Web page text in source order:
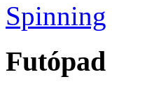
Spinning
Futópad